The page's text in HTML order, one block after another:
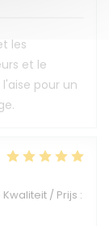
les
et le
pour un
Kwaliteit / Prijs :